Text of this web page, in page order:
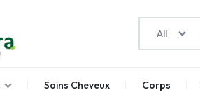
All
Soins Cheveux Corps